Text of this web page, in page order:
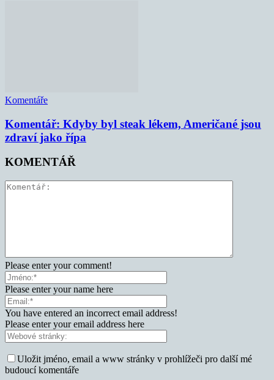
Komentáře
Komentář: Kdyby byl steak lékem, Američané jsou
zdraví jako řípa
KOMENTÁŘ
Please enter your comment!
Please enter your name here
You have entered an incorrect email address!
Please enter your email address here
Uložit jméno, email a www stránky v prohlížeči pro další mé
budoucí komentáře